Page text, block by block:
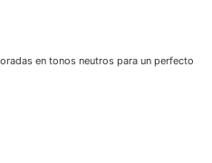
en tonos neutros para un perfecto